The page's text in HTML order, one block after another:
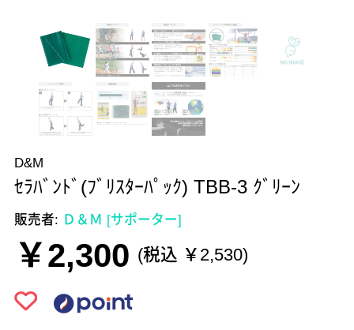
D&M
ｾﾗﾊﾞﾝﾄﾞ(ﾌﾞﾘｽﾀｰﾊﾟｯｸ) TBB-3 ｸﾞﾘｰﾝ
販売者: Ｄ＆Ｍ [サポーター]
￥2,300 (税込 ￥2,530)